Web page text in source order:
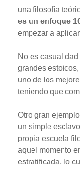
una filosofía
es un enfoque
empezar a
No es
grandes
uno de los
teniendo que
Otro gran
un simple
propia escuela
aquel momento
estratificada, lo